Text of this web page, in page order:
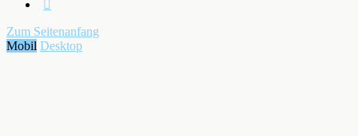
Zum Seitenanfang
Mobil Desktop